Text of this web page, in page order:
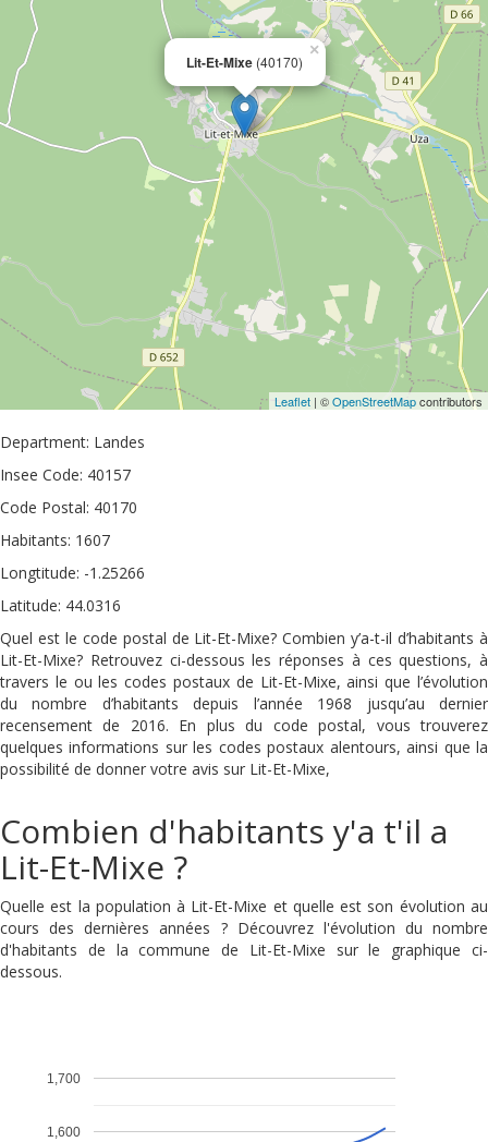
Lit-Et-Mixe (40170)
×
Leaflet | ©OpenStreetMapcontributors
Department: Landes
Insee Code: 40157
Code Postal: 40170
Habitants: 1607
Longtitude: -1.25266
Latitude: 44.0316
Quel est le code postal de Lit-Et-Mixe? Combien y’a-t-il d’habitants à
Lit-Et-Mixe? Retrouvez ci-dessous les réponses à ces questions, à
travers le ou les codes postaux de Lit-Et-Mixe, ainsi que l’évolution
du nombre d’habitants depuis l’année 1968 jusqu’au dernier
recensement de 2016. En plus du code postal, vous trouverez
quelques informations sur les codes postaux alentours, ainsi que la
possibilité de donner votre avis sur Lit-Et-Mixe,
Combien d'habitants y'a t'il a
Lit-Et-Mixe ?
Quelle est la population à Lit-Et-Mixe et quelle est son évolution au
cours des dernières années ? Découvrez l'évolution du nombre
d'habitants de la commune de Lit-Et-Mixe sur le graphique ci-
dessous.
1,600
1,700